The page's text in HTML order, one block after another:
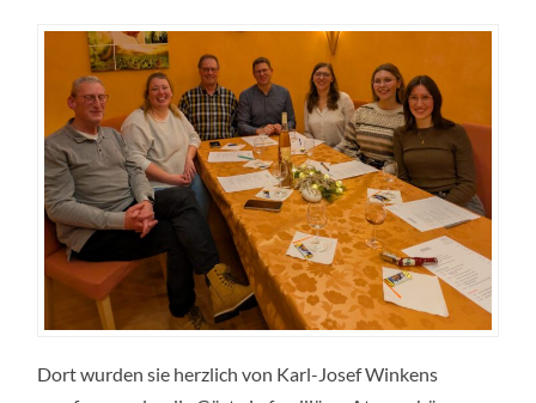
Dort wurden sie herzlich von Karl-Josef Winkens